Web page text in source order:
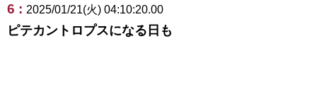
6 : 2025/01/21(火) 04:10:20.00
ピテカントロプスになる日も